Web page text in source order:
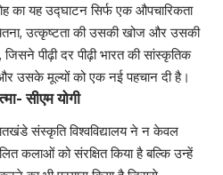
का यह उद्घाटन सिर्फ एक औपचारिकता
उत्कृष्टता की उसकी खोज और उसकी
जिसने पीढ़ी दर पीढ़ी भारत की सांस्कृतिक
उसके मूल्यों को एक नई पहचान दी है।
सीएम योगी
संस्कृति विश्वविद्यालय ने न केवल
कलाओं को संरक्षित किया है बल्कि उन्हें